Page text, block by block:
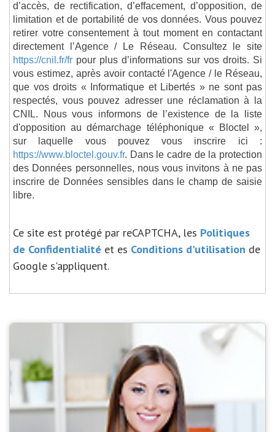
d’accès, de rectification, d’effacement, d’opposition, de
limitation et de portabilité de vos données. Vous pouvez
retirer votre consentement à tout moment en contactant
directement l’Agence / Le Réseau. Consultez le site
https://cnil.fr/fr pour plus d’informations sur vos droits. Si
vous estimez, après avoir contacté l'Agence / le Réseau,
que vos droits « Informatique et Libertés » ne sont pas
respectés, vous pouvez adresser une réclamation à la
CNIL. Nous vous informons de l’existence de la liste
d'opposition au démarchage téléphonique « Bloctel »,
sur laquelle vous pouvez vous inscrire ici :
https://www.bloctel.gouv.fr. Dans le cadre de la protection
des Données personnelles, nous vous invitons à ne pas
inscrire de Données sensibles dans le champ de saisie
libre.
Ce site est protégé par reCAPTCHA, les Politiques
de Confidentialité et es Conditions d'utilisation de
Google s'appliquent.